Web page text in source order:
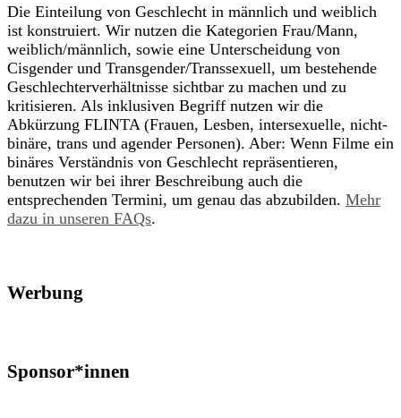
Die Einteilung von Geschlecht in männlich und weiblich
ist konstruiert. Wir nutzen die Kategorien Frau/Mann,
weiblich/männlich, sowie eine Unterscheidung von
Cisgender und Transgender/Transsexuell, um bestehende
Geschlechterverhältnisse sichtbar zu machen und zu
kritisieren. Als inklusiven Begriff nutzen wir die
Abkürzung FLINTA (Frauen, Lesben, intersexuelle, nicht-
binäre, trans und agender Personen). Aber: Wenn Filme ein
binäres Verständnis von Geschlecht repräsentieren,
benutzen wir bei ihrer Beschreibung auch die
entsprechenden Termini, um genau das abzubilden. Mehr
dazu in unseren FAQs.
Werbung
Sponsor*innen